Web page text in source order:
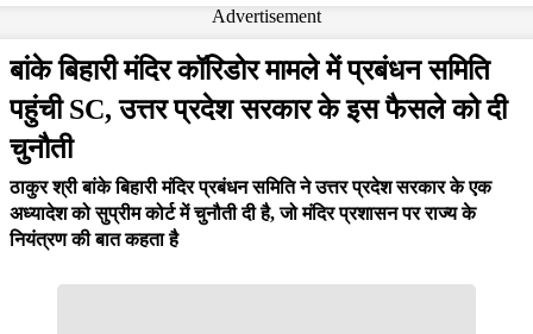
Advertisement
बांके बिहारी मंदिर कॉरिडोर मामले में प्रबंधन समिति
पहुंची SC, उत्तर प्रदेश सरकार के इस फैसले को दी
चुनौती
ठाकुर श्री बांके बिहारी मंदिर प्रबंधन समिति ने उत्तर प्रदेश सरकार के एक
अध्यादेश को सुप्रीम कोर्ट में चुनौती दी है, जो मंदिर प्रशासन पर राज्य के
नियंत्रण की बात कहता है